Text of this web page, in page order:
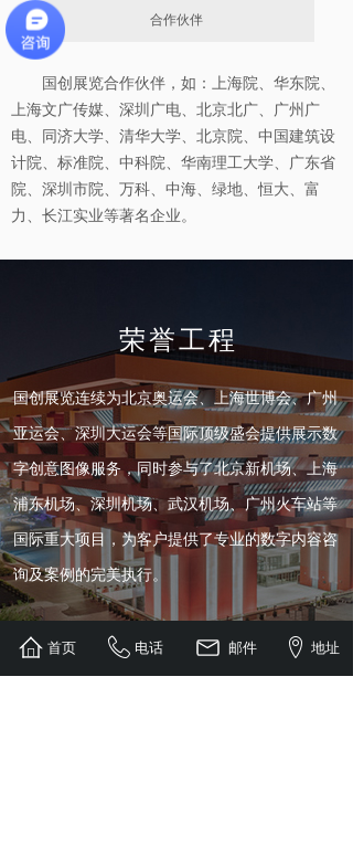
荣誉工程
国创展览连续为北京奥运会、上海世博会、广州
亚运会、深圳大运会等国际顶级盛会提供展示数
字创意图像服务，同时参与了北京新机场、上海
浦东机场、深圳机场、武汉机场、广州火车站等
国际重大项目，为客户提供了专业的数字内容咨
询及案例的完美执行。
合作伙伴
国创展览合作伙伴，如：上海院、华东院、
上海文广传媒、深圳广电、北京北广、广州广
电、同济大学、清华大学、北京院、中国建筑设
计院、标准院、中科院、华南理工大学、广东省
院、深圳市院、万科、中海、绿地、恒大、富
力、长江实业等著名企业。
首页 电话 邮件 地址